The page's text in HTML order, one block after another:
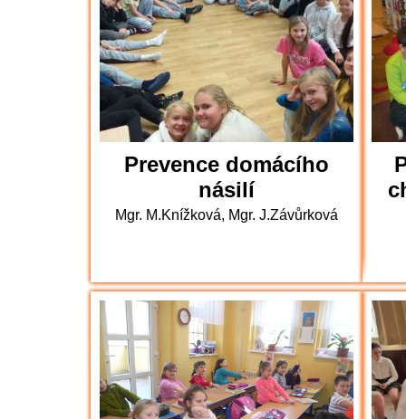
Prevence domácího
násilí
Mgr. M.Knížková, Mgr. J.Závůrková